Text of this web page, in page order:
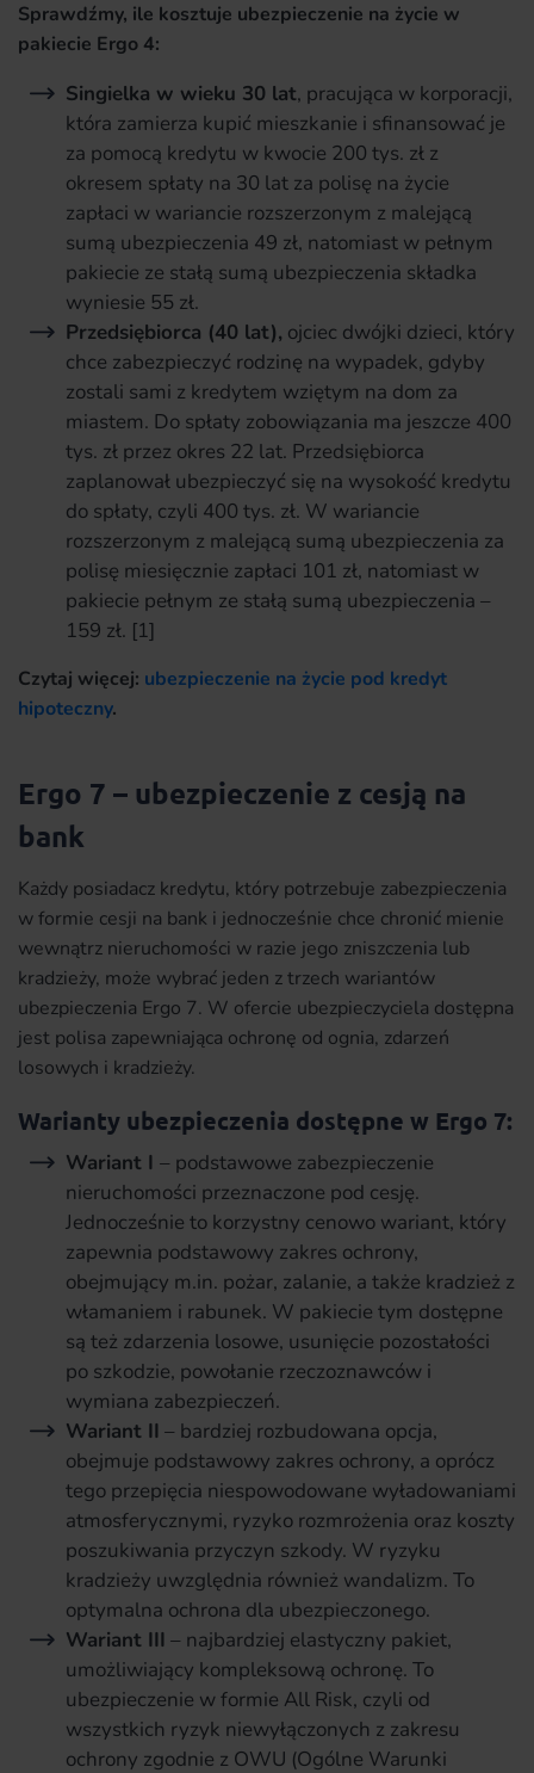
Sprawdźmy, ile kosztuje ubezpieczenie na życie w
pakiecie Ergo 4:
Singielka w wieku 30 lat, pracująca w korporacji,
która zamierza kupić mieszkanie i sfinansować je
za pomocą kredytu w kwocie 200 tys. zł z
okresem spłaty na 30 lat za polisę na życie
zapłaci w wariancie rozszerzonym z malejącą
sumą ubezpieczenia 49 zł, natomiast w pełnym
pakiecie ze stałą sumą ubezpieczenia składka
wyniesie 55 zł.
Przedsiębiorca (40 lat), ojciec dwójki dzieci, który
chce zabezpieczyć rodzinę na wypadek, gdyby
zostali sami z kredytem wziętym na dom za
miastem. Do spłaty zobowiązania ma jeszcze 400
tys. zł przez okres 22 lat. Przedsiębiorca
zaplanował ubezpieczyć się na wysokość kredytu
do spłaty, czyli 400 tys. zł. W wariancie
rozszerzonym z malejącą sumą ubezpieczenia za
polisę miesięcznie zapłaci 101 zł, natomiast w
pakiecie pełnym ze stałą sumą ubezpieczenia –
159 zł. [1]
Czytaj więcej: ubezpieczenie na życie pod kredyt
hipoteczny.
Ergo 7 – ubezpieczenie z cesją na
bank
Każdy posiadacz kredytu, który potrzebuje zabezpieczenia
w formie cesji na bank i jednocześnie chce chronić mienie
wewnątrz nieruchomości w razie jego zniszczenia lub
kradzieży, może wybrać jeden z trzech wariantów
ubezpieczenia Ergo 7. W ofercie ubezpieczyciela dostępna
jest polisa zapewniająca ochronę od ognia, zdarzeń
losowych i kradzieży.
Warianty ubezpieczenia dostępne w Ergo 7:
Wariant I – podstawowe zabezpieczenie
nieruchomości przeznaczone pod cesję.
Jednocześnie to korzystny cenowo wariant, który
zapewnia podstawowy zakres ochrony,
obejmujący m.in. pożar, zalanie, a także kradzież z
włamaniem i rabunek. W pakiecie tym dostępne
są też zdarzenia losowe, usunięcie pozostałości
po szkodzie, powołanie rzeczoznawców i
wymiana zabezpieczeń.
Wariant II – bardziej rozbudowana opcja,
obejmuje podstawowy zakres ochrony, a oprócz
tego przepięcia niespowodowane wyładowaniami
atmosferycznymi, ryzyko rozmrożenia oraz koszty
poszukiwania przyczyn szkody. W ryzyku
kradzieży uwzględnia również wandalizm. To
optymalna ochrona dla ubezpieczonego.
Wariant III – najbardziej elastyczny pakiet,
umożliwiający kompleksową ochronę. To
ubezpieczenie w formie All Risk, czyli od
wszystkich ryzyk niewyłączonych z zakresu
ochrony zgodnie z OWU (Ogólne Warunki